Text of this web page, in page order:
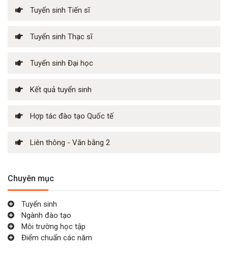
Tuyển sinh Tiến sĩ
Tuyển sinh Thạc sĩ
Tuyển sinh Đại học
Kết quả tuyển sinh
Hợp tác đào tạo Quốc tế
Liên thông - Văn bằng 2
Chuyên mục
Tuyển sinh
Ngành đào tạo
Môi trường học tập
Điểm chuẩn các năm